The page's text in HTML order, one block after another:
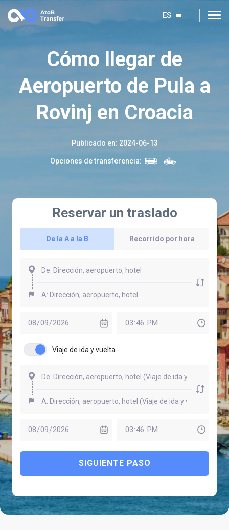
ES
Cómo llegar de
Aeropuerto de Pula a
Rovinj en Croacia
Publicado en: 2024-06-13
Opciones de transferencia:
Reservar un traslado
De la A a la B Recorrido por hora
Viaje de ida y vuelta
SIGUIENTE PASO